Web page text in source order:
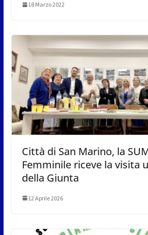
18 Marzo 2022
Città di San Marino, la
Femminile riceve la visita
della Giunta
12 Aprile 2026